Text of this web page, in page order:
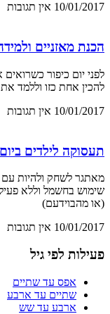
10/01/2017 אין תגובות
הכנת מאזניים
לפני יום כיפור
להכין אחת כזו וללמד
10/01/2017 אין תגובות
תעסוקה לילדים
מאתגר לשחק ולהיות עם
שימוש בחשמל וללא
(או מהבוידעם)
10/01/2017 אין תגובות
פעילות לפי גיל
אפס עד שתיים
שתיים עד ארבע
ארבע עד שש